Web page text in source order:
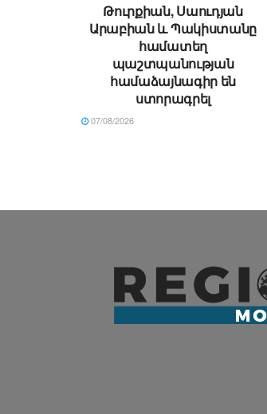
Թուրքիան, Սաուդյան
Արաբիան և Պակիստանը
համատեղ
պաշտպանության
համաձայնագիր են
ստորագրել
07/08/2026